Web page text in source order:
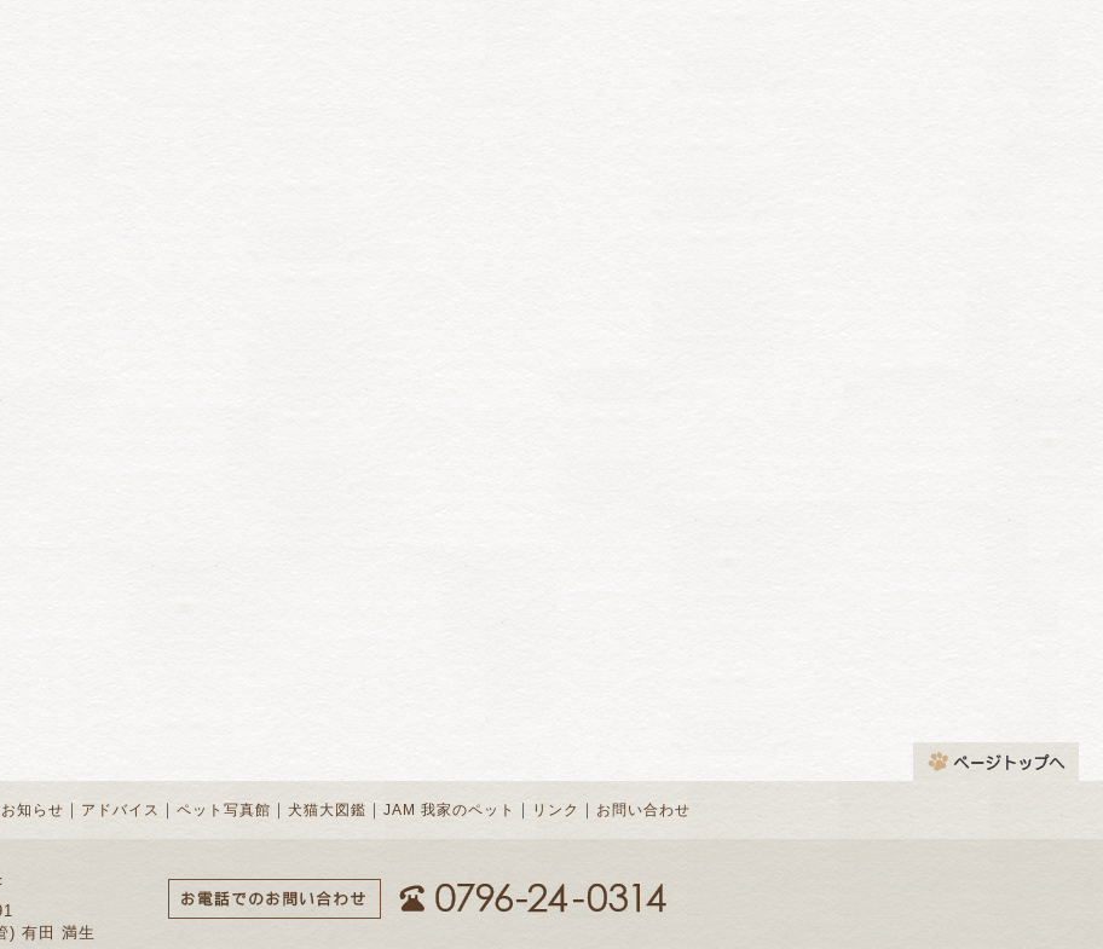
お知らせ ｜ アドバイス ｜ ペット写真館 ｜ 犬猫大図鑑 ｜ JAM 我家のペット ｜ リンク ｜ お問い合わせ
) 有田 満生